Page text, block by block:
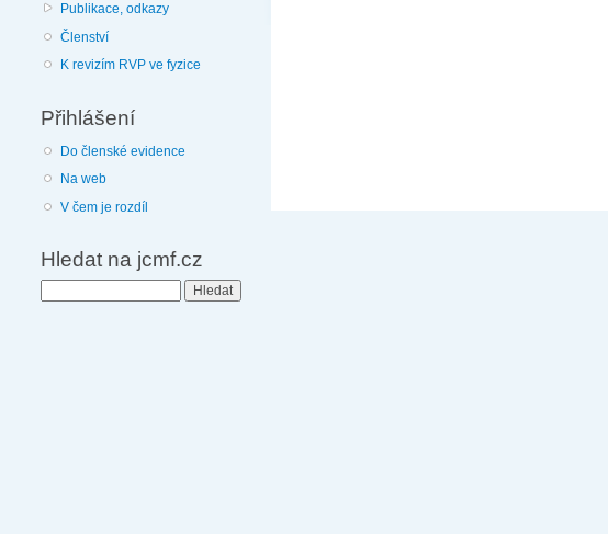
Publikace, odkazy
Členství
K revizím RVP ve fyzice
Přihlášení
Do členské evidence
Na web
V čem je rozdíl
Hledat na jcmf.cz